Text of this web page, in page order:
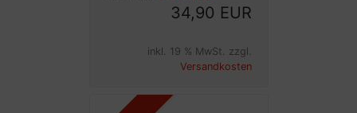
34,90 EUR
inkl. 19 % MwSt. zzgl.
Versandkosten